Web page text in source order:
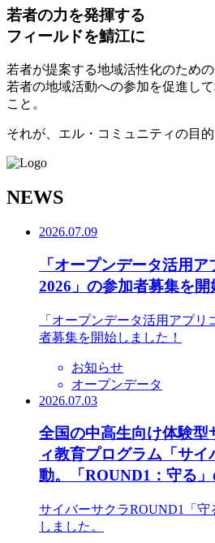
若者の力を発揮する
フィールドを鯖江に
若者が提案する地域活性化のための
若者の地域活動への参加を促進し
こと。
それが、エル・コミュニティの目的
NEWS
2026.07.09
「オープンデータ活用
2026」の参加者募集を開
「オープンデータ活用アプリ
者募集を開始しました！
お知らせ
オープンデータ
2026.07.03
全国の中高生向け体験型
ィ教育プログラム「サ
動。「ROUND1：守る
サイバーサクラROUND1「
しました。